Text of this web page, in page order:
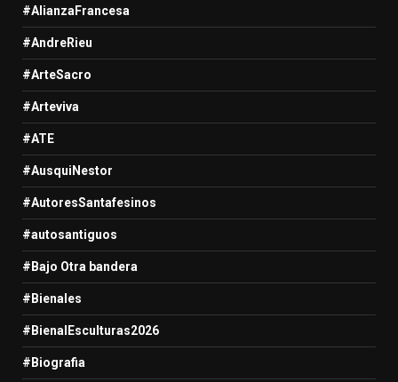
#AlianzaFrancesa
#AndreRieu
#ArteSacro
#Arteviva
#ATE
#AusquiNestor
#AutoresSantafesinos
#autosantiguos
#Bajo Otra bandera
#Bienales
#BienalEsculturas2026
#Biografia